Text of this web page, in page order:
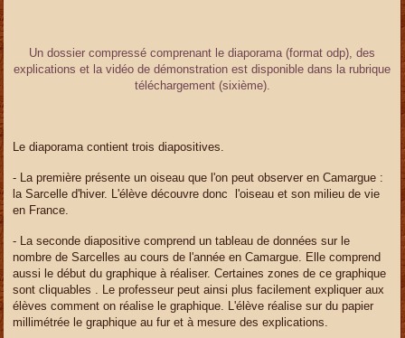
Un dossier compressé comprenant le diaporama (format odp), des
explications et la vidéo de démonstration est disponible dans la rubrique
téléchargement (sixième).
Le diaporama contient trois diapositives.
- La première présente un oiseau que l'on peut observer en Camargue :
la Sarcelle d'hiver. L'élève découvre donc l'oiseau et son milieu de vie
en France.
- La seconde diapositive comprend un tableau de données sur le
nombre de Sarcelles au cours de l'année en Camargue. Elle comprend
aussi le début du graphique à réaliser. Certaines zones de ce graphique
sont cliquables . Le professeur peut ainsi plus facilement expliquer aux
élèves comment on réalise le graphique. L'élève réalise sur du papier
millimétrée le graphique au fur et à mesure des explications.